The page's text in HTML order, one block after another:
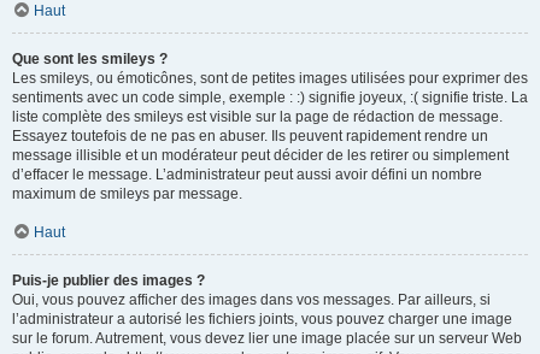
Haut
Que sont les smileys ?
Les smileys, ou émoticônes, sont de petites images utilisées pour exprimer des
sentiments avec un code simple, exemple : :) signifie joyeux, :( signifie triste. La
liste complète des smileys est visible sur la page de rédaction de message.
Essayez toutefois de ne pas en abuser. Ils peuvent rapidement rendre un
message illisible et un modérateur peut décider de les retirer ou simplement
d’effacer le message. L’administrateur peut aussi avoir défini un nombre
maximum de smileys par message.
Haut
Puis-je publier des images ?
Oui, vous pouvez afficher des images dans vos messages. Par ailleurs, si
l’administrateur a autorisé les fichiers joints, vous pouvez charger une image
sur le forum. Autrement, vous devez lier une image placée sur un serveur Web